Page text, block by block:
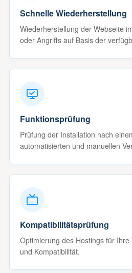
Schnelle Wiederherstellung
Wiederherstellung der Webseite
oder Angriffs auf Basis der
Funktionsprüfung
Prüfung der Installation nach
automatisierten und manuellen
Kompatibilitätsprüfung
Optimierung des Hostings für
und Kompatibilität.